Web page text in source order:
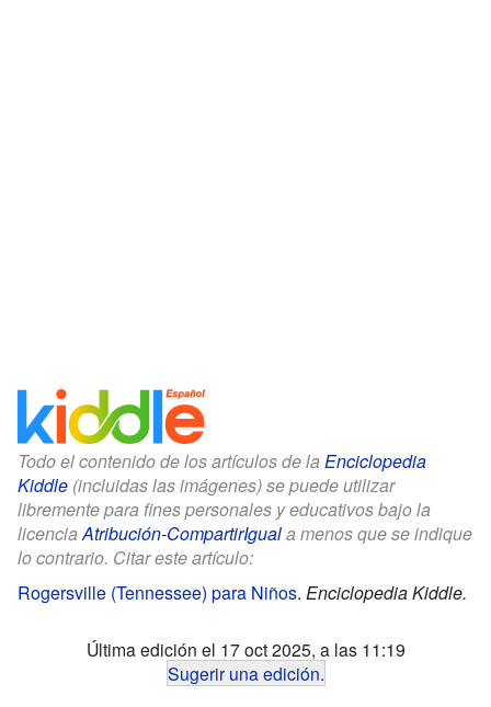
Todo el contenido de los artículos de la Enciclopedia
Kiddle (incluidas las imágenes) se puede utilizar
libremente para fines personales y educativos bajo la
licenciaAtribución-CompartirIguala menos que se indique
lo contrario. Citar este artículo:
Rogersville (Tennessee) para Niños. Enciclopedia Kiddle.
Última edición el 17 oct 2025, a las 11:19
Sugerir una edición.